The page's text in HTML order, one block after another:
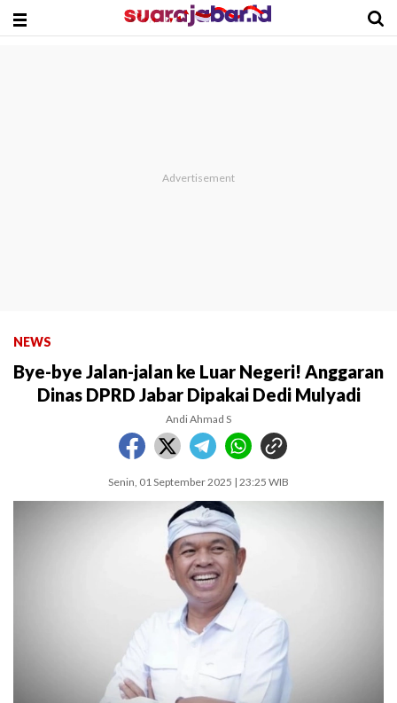
NEWS
Bye-bye Jalan-jalan ke Luar Negeri! Anggaran
Dinas DPRD Jabar Dipakai Dedi Mulyadi
Andi Ahmad S
Senin, 01 September 2025 | 23:25 WIB